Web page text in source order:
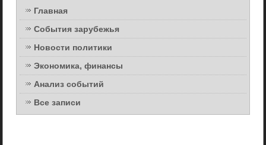
Главная
События зарубежья
Новости политики
Экономика, финансы
Анализ событий
Все записи